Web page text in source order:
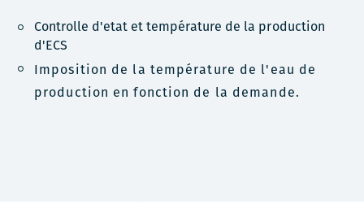
Controlle d'etat et température de la production
d'ECS
Imposition de la température de l'eau de
production en fonction de la demande.